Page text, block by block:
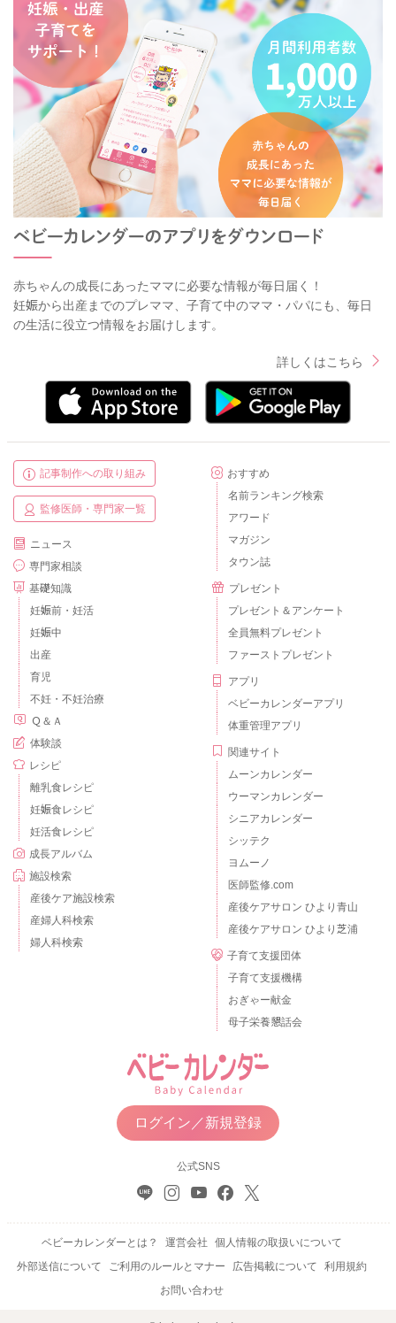
赤ちゃんの成長にあったママに必要な情報が毎日届く！
妊娠から出産までのプレママ、子育て中のママ・パパにも、毎日
の生活に役立つ情報をお届けします。
詳しくはこちら
記事制作への取り組み
監修医師・専門家一覧
ニュース
専門家相談
基礎知識
妊娠前・妊活
妊娠中
出産
育児
不妊・不妊治療
Ｑ＆Ａ
体験談
レシピ
離乳食レシピ
妊娠食レシピ
妊活食レシピ
成長アルバム
施設検索
産後ケア施設検索
産婦人科検索
婦人科検索
おすすめ
名前ランキング検索
アワード
マガジン
タウン誌
プレゼント
プレゼント＆アンケート
全員無料プレゼント
ファーストプレゼント
アプリ
ベビーカレンダーアプリ
体重管理アプリ
関連サイト
ムーンカレンダー
ウーマンカレンダー
シニアカレンダー
シッテク
ヨムーノ
医師監修.com
産後ケアサロン ひより青山
産後ケアサロン ひより芝浦
子育て支援団体
子育て支援機構
おぎゃー献金
母子栄養懇話会
ログイン／新規登録
公式SNS
ベビーカレンダーとは？ 運営会社
個人情報の取扱いについて
外部送信について
ご利用のルールとマナー 広告掲載について
利用規約
お問い合わせ